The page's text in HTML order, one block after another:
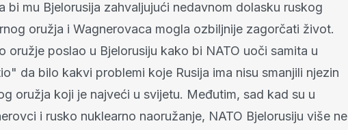
bi mu Bjelorusija zahvaljujući nedavnom dolasku ruskog
oružja i Wagnerovaca mogla ozbiljnije zagorčati život.
oružje poslao u Bjelorusiju kako bi NATO uoči samita u
da bilo kakvi problemi koje Rusija ima nisu smanjili njezin
oružja koji je najveći u svijetu. Međutim, sad kad su u
i rusko nuklearno naoružanje, NATO Bjelorusiju više ne